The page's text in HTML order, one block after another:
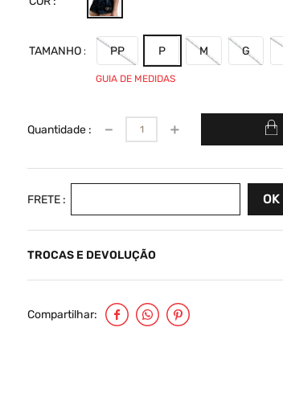
TAMANHO PP P M G
GUIA DE MEDIDAS
Quantidade ＋
－
TROCAS E DEVOLUÇÃO
Compartilhar